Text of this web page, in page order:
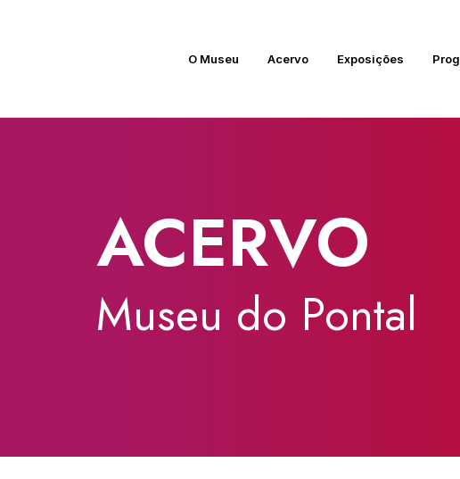
O Museu Acervo Exposições
ACERVO
Museu do Pontal